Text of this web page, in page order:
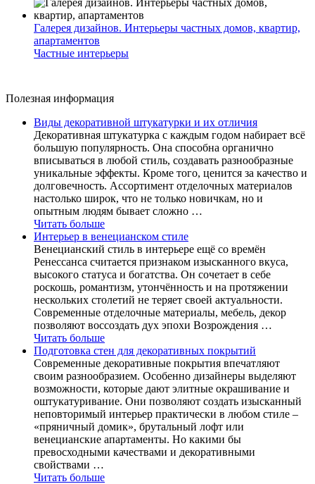
Галерея дизайнов. Интерьеры частных домов, квартир,
апартаментов
Частные интерьеры
Полезная информация
Виды декоративной штукатурки и их отличия
Декоративная штукатурка с каждым годом набирает всё
большую популярность. Она способна органично
вписываться в любой стиль, создавать разнообразные
уникальные эффекты. Кроме того, ценится за качество и
долговечность. Ассортимент отделочных материалов
настолько широк, что не только новичкам, но и
опытным людям бывает сложно …
Читать больше
Интерьер в венецианском стиле
Венецианский стиль в интерьере ещё со времён
Ренессанса считается признаком изысканного вкуса,
высокого статуса и богатства. Он сочетает в себе
роскошь, романтизм, утончённость и на протяжении
нескольких столетий не теряет своей актуальности.
Современные отделочные материалы, мебель, декор
позволяют воссоздать дух эпохи Возрождения …
Читать больше
Подготовка стен для декоративных покрытий
Современные декоративные покрытия впечатляют
своим разнообразием. Особенно дизайнеры выделяют
возможности, которые дают элитные окрашивание и
оштукатуривание. Они позволяют создать изысканный
неповторимый интерьер практически в любом стиле –
«пряничный домик», брутальный лофт или
венецианские апартаменты. Но какими бы
превосходными качествами и декоративными
свойствами …
Читать больше